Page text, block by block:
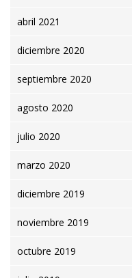
abril 2021
diciembre 2020
septiembre 2020
agosto 2020
julio 2020
marzo 2020
diciembre 2019
noviembre 2019
octubre 2019